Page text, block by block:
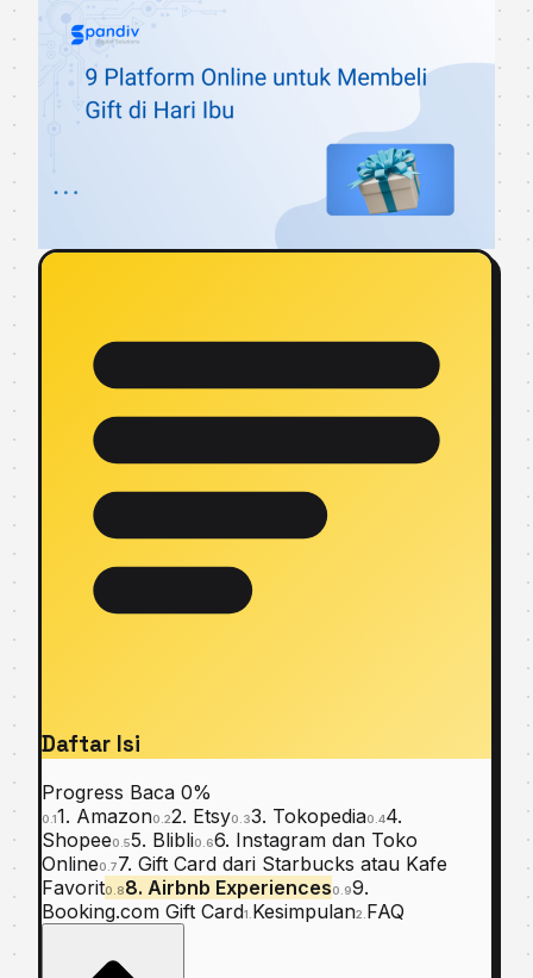
Daftar Isi
Progress Baca 0%
0.11. Amazon0.22. Etsy0.33. Tokopedia0.44.
Shopee0.55. Blibli0.66. Instagram dan Toko
Online0.77. Gift Card dari Starbucks atau Kafe
Favorit0.88. Airbnb Experiences0.99.
Booking.com Gift Card1.Kesimpulan2.FAQ